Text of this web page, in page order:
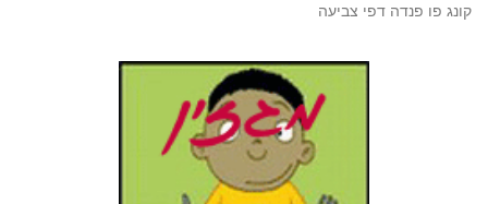
קונג פו פנדה דפי צביעה